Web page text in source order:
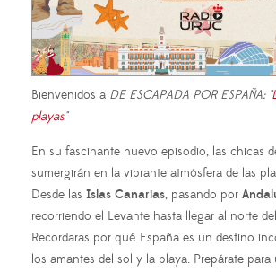
Bienvenidos a DE ESCAPADA POR ESPAÑA: "
playas"
En su fascinante nuevo episodio, las chicas
sumergirán en la vibrante atmósfera de las
Desde las Islas Canarias, pasando por
recorriendo el Levante hasta llegar al norte
Recordaras por qué España es un destino
los amantes del sol y la playa. Prepárate